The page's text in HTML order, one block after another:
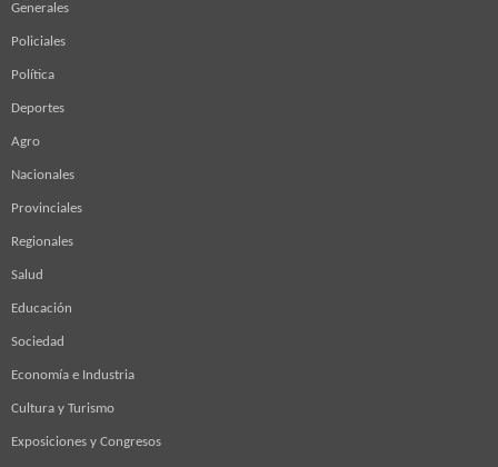
Generales
Policiales
Política
Deportes
Agro
Nacionales
Provinciales
Regionales
Salud
Educación
Sociedad
Economía e Industria
Cultura y Turismo
Exposiciones y Congresos